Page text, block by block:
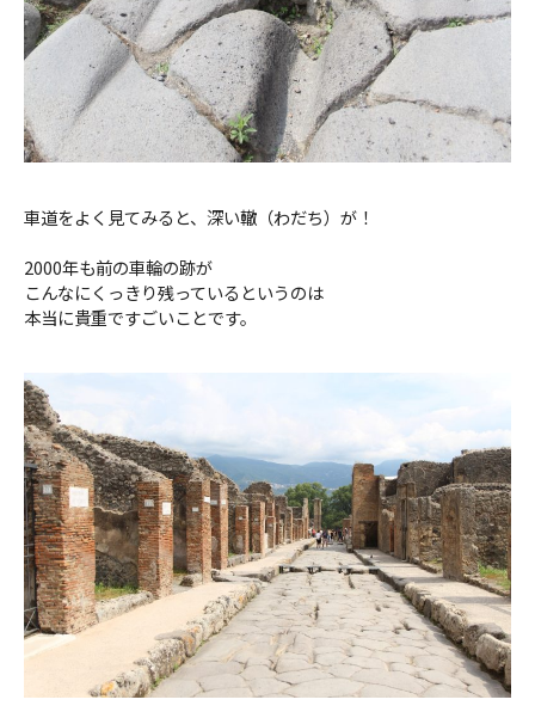
車道をよく見てみると、深い轍（わだち）が！
2000年も前の車輪の跡が
こんなにくっきり残っているというのは
本当に貴重ですごいことです。